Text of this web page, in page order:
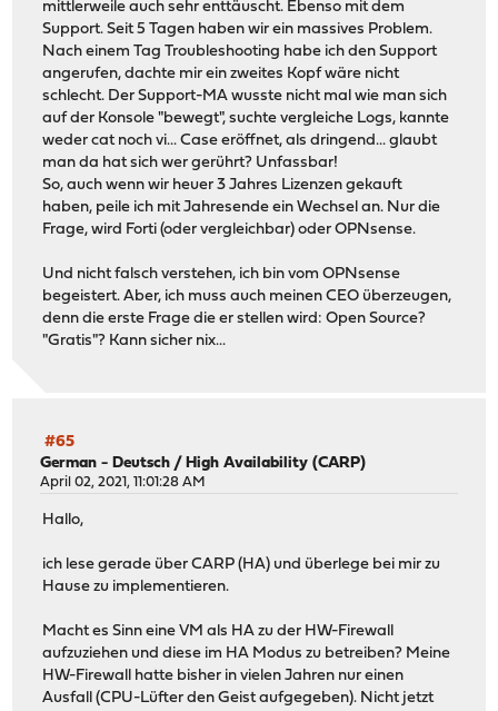
mittlerweile auch sehr enttäuscht. Ebenso mit dem
Support. Seit 5 Tagen haben wir ein massives Problem.
Nach einem Tag Troubleshooting habe ich den Support
angerufen, dachte mir ein zweites Kopf wäre nicht
schlecht. Der Support-MA wusste nicht mal wie man sich
auf der Konsole "bewegt", suchte vergleiche Logs, kannte
weder cat noch vi... Case eröffnet, als dringend... glaubt
man da hat sich wer gerührt? Unfassbar!
So, auch wenn wir heuer 3 Jahres Lizenzen gekauft
haben, peile ich mit Jahresende ein Wechsel an. Nur die
Frage, wird Forti (oder vergleichbar) oder OPNsense.
Und nicht falsch verstehen, ich bin vom OPNsense
begeistert. Aber, ich muss auch meinen CEO überzeugen,
denn die erste Frage die er stellen wird: Open Source?
"Gratis"? Kann sicher nix...
#65
German - Deutsch / High Availability (CARP)
April 02, 2021, 11:01:28 AM
Hallo,
ich lese gerade über CARP (HA) und überlege bei mir zu
Hause zu implementieren.
Macht es Sinn eine VM als HA zu der HW-Firewall
aufzuziehen und diese im HA Modus zu betreiben? Meine
HW-Firewall hatte bisher in vielen Jahren nur einen
Ausfall (CPU-Lüfter den Geist aufgegeben). Nicht jetzt